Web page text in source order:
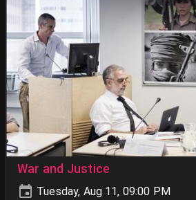
War and Justice
Tuesday, Aug 11, 09:00 PM